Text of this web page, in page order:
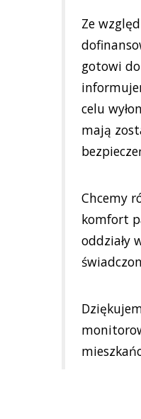
Ze
gotowi
celu
mają
Chcemy
komfort
oddziały